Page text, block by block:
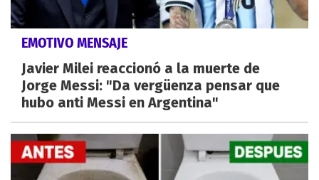
EMOTIVO MENSAJE
Javier Milei reaccionó a la muerte de
Jorge Messi: "Da vergüenza pensar que
hubo anti Messi en Argentina"